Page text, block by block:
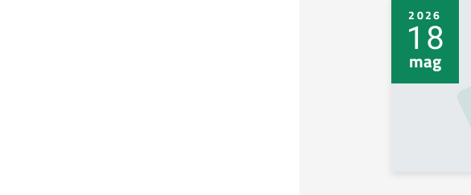
2026
18
mag